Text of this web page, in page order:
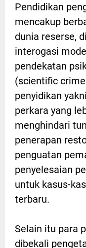
Pendidikan
mencakup
dunia reserse,
interogasi
pendekatan
(scientific
penyidikan
perkara yang
menghindari
penerapan
penguatan
penyelesaian
untuk kasus-
terbaru.
Selain itu para
dibekali